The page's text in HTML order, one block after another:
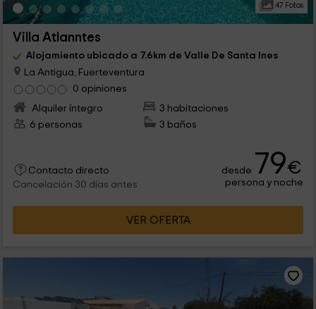
47 Fotos
Villa Atlanntes
Alojamiento ubicado a 7.6km de Valle De Santa Ines
La Antigua, Fuerteventura
0 opiniones
Alquiler íntegro
3 habitaciones
6 personas
3 baños
Contacto directo
Cancelación 30 días antes
desde 79€
persona y noche
VER OFERTA